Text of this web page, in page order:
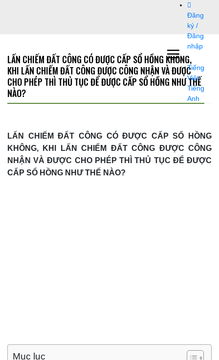
Đăng
ký /
Đăng
nhập
Tiếng
Việt
Tiếng
Anh
LẤN CHIẾM ĐẤT CÔNG CÓ ĐƯỢC CẤP SỔ HỒNG KHÔNG,
KHI LẤN CHIẾM ĐẤT CÔNG ĐƯỢC CÔNG NHẬN VÀ ĐƯỢC
CHO PHÉP THÌ THỦ TỤC ĐỂ ĐƯỢC CẤP SỔ HỒNG NHƯ THẾ
NÀO?
LẤN CHIẾM ĐẤT CÔNG CÓ ĐƯỢC CẤP SỔ HỒNG
KHÔNG, KHI LẤN CHIẾM ĐẤT CÔNG ĐƯỢC CÔNG
NHẬN VÀ ĐƯỢC CHO PHÉP THÌ THỦ TỤC ĐỂ ĐƯỢC
CẤP SỔ HỒNG NHƯ THẾ NÀO?
Mục lục